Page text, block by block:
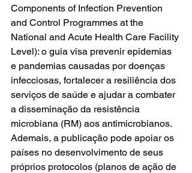
Components of Infection Prevention
and Control Programmes at the
National and Acute Health Care Facility
Level): o guia visa prevenir epidemias
e pandemias causadas por doenças
infecciosas, fortalecer a resiliência dos
serviços de saúde e ajudar a combater
a disseminação da resistência
microbiana (RM) aos antimicrobianos.
Ademais, a publicação pode apoiar os
países no desenvolvimento de seus
próprios protocolos (planos de ação de